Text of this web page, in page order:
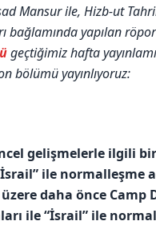
Mansur ile, Hizb-ut
bağlamında yapılan
geçtiğimiz hafta
bölümü yayınlıyoruz:
gelişmelerle ilgili
ile normalleşme
daha önce Camp
ile “İsrail” ile